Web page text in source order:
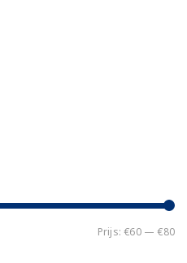
Prijs:€60—€80